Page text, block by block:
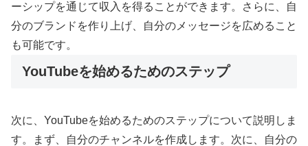
ーシップを通じて収入を得ることができます。さらに、自
分のブランドを作り上げ、自分のメッセージを広めること
も可能です。
YouTubeを始めるためのステップ
次に、YouTubeを始めるためのステップについて説明しま
す。まず、自分のチャンネルを作成します。次に、自分の